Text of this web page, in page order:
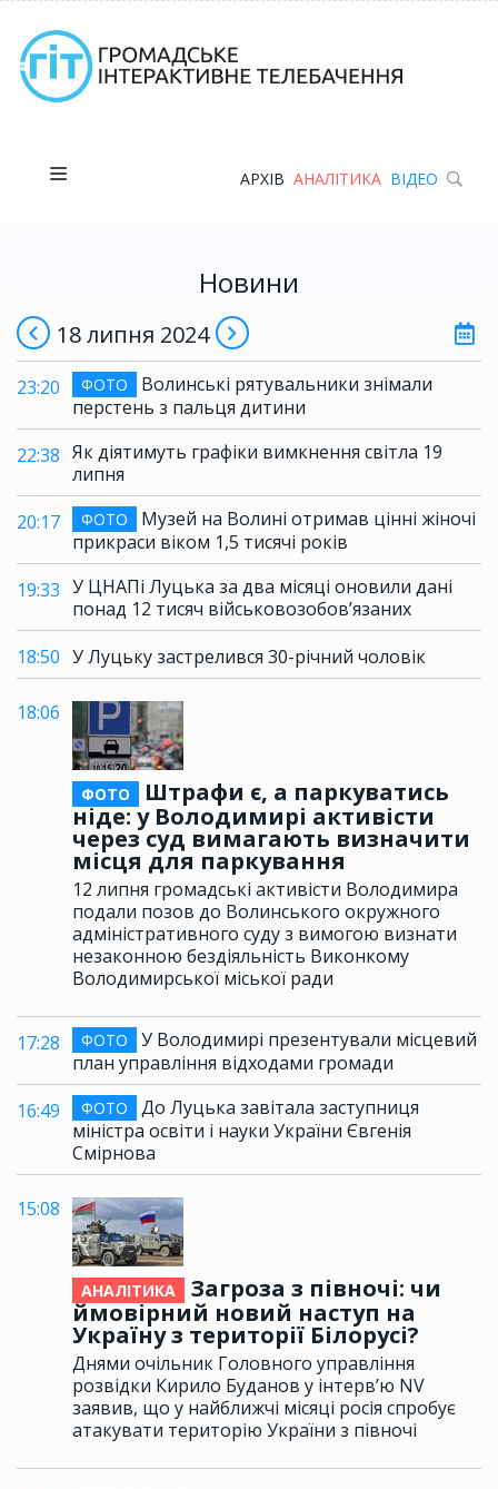
АРХІВ АНАЛІТИКА ВІДЕО
18 липня 2024
Новини
23:20 ФОТО
Волинські рятувальники знімали
перстень з пальця дитини
22:38 Як діятимуть графіки вимкнення світла 19
липня
20:17
ФОТО
Музей на Волині отримав цінні жіночі
прикраси віком 1,5 тисячі років
19:33 У ЦНАПі Луцька за два місяці оновили дані
понад 12 тисяч військовозобов’язаних
18:50 У Луцьку застрелився 30-річний чоловік
18:06
ФОТО
Штрафи є, а паркуватись
ніде: у Володимирі активісти
через суд вимагають визначити
місця для паркування
12 липня громадські активісти Володимира
подали позов до Волинського окружного
адміністративного суду з вимогою визнати
незаконною бездіяльність Виконкому
Володимирської міської ради
17:28 ФОТО
У Володимирі презентували місцевий
план управління відходами громади
16:49
ФОТО
До Луцька завітала заступниця
міністра освіти і науки України Євгенія
Смірнова
15:08
АНАЛІТИКА
Загроза з півночі: чи
ймовірний новий наступ на
Україну з території Білорусі?
Днями очільник Головного управління
розвідки Кирило Буданов у інтерв’ю NV
заявив, що у найближчі місяці росія спробує
атакувати територію України з півночі